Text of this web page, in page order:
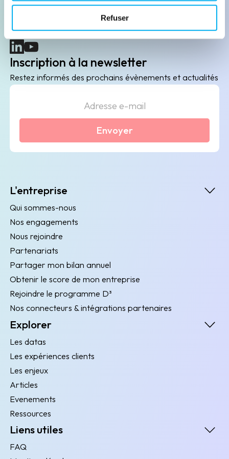
Refuser
B2B de data marketing, gestion des risques
client/fournisseur et conformité.
(nouvelle fenêtre)
(nouvelle fenêtre)
Inscription à la newsletter
Restez informés des prochains évènements et actualités
Envoyer
L'entreprise
Qui sommes-nous
Nos engagements
Nous rejoindre
Partenariats
Partager mon bilan annuel
Obtenir le score de mon entreprise
Rejoindre le programme D³
Nos connecteurs & intégrations partenaires
Explorer
Les datas
Les expériences clients
Les enjeux
Articles
Evenements
Ressources
Liens utiles
FAQ